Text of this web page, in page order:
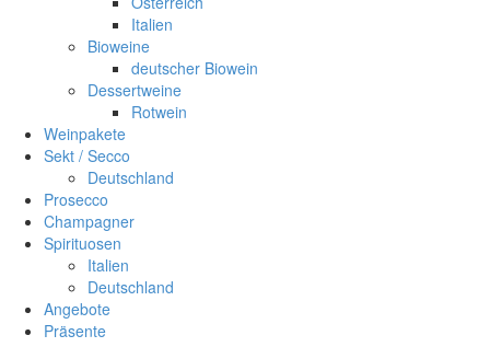
Italien
Bioweine
deutscher Biowein
Dessertweine
Rotwein
Weinpakete
Sekt / Secco
Deutschland
Prosecco
Champagner
Spirituosen
Italien
Deutschland
Angebote
Präsente